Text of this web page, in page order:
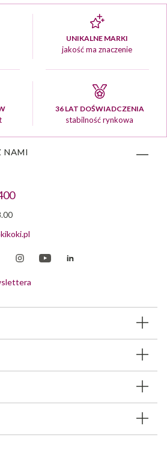
UNIKALNE MARKI
jakość ma znaczenie
36 LAT DOŚWIADCZENIA
stabilność rynkowa
NAMI